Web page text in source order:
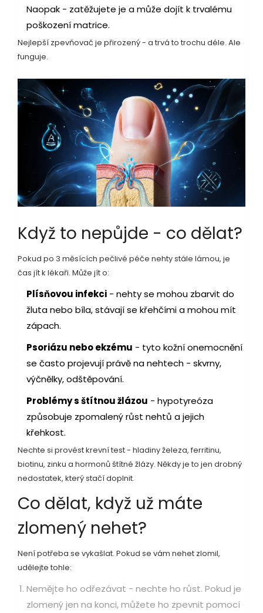
Naopak - zatěžujete je a může dojít k trvalému
poškození matrice.
Nejlepší zpevňovač je přirozený - a trvá to trochu déle. Ale
funguje.
Když to nepůjde - co dělat?
Pokud po 3 měsících pečlivé péče nehty stále lámou, je
čas jít k lékaři. Může jít o:
Plísňovou infekci - nehty se mohou zbarvit do
žluta nebo bíla, stávají se křehčími a mohou mít
zápach.
Psoriázu nebo ekzému - tyto kožní onemocnění
se často projevují právě na nehtech - skvrny,
výčnělky, odštěpování.
Problémy s štítnou žlázou - hypotyreóza
způsobuje zpomalený růst nehtů a jejich
křehkost.
Nechte si provést krevní test - hladiny železa, ferritinu,
biotinu, zinku a hormonů štítné žlázy. Někdy je to jen drobný
nedostatek, který stačí doplnit.
Co dělat, když už máte
zlomený nehet?
Není potřeba se vykašlat. Pokud se vám nehet zlomil,
udělejte tohle:
Nemějte ho odřezávat - nechte ho růst. Pokud je
zlomený jen na konci, můžete ho zpevnit pomocí